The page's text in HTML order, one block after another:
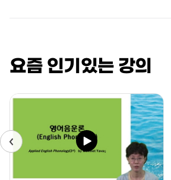
요즘 인기있는 강의